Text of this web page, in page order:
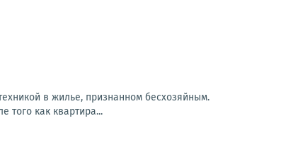
в жилье, признанном бесхозяйным.
того как квартира...